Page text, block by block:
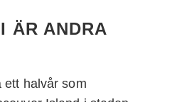
ÄR ANDRA
ett halvår som